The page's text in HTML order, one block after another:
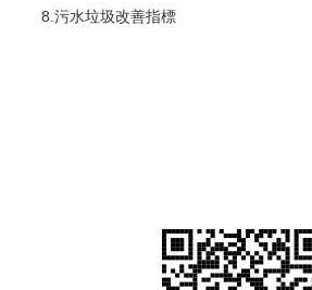
8.污水垃圾改善指標